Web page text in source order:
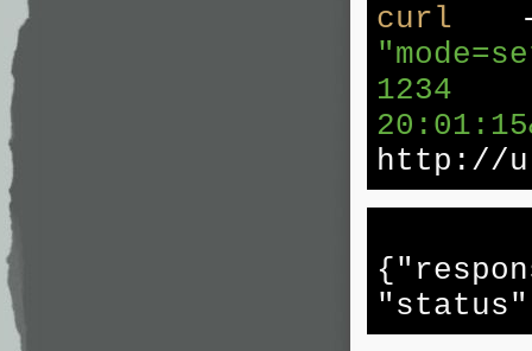
curl --
1234
http://
{
"status"